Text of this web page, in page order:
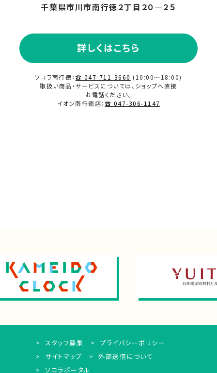
千葉県市川市南行徳２丁目２０―２５
詳しくはこちら
ソコラ南行徳： ☎ 047-711-3660 (10:00～18:00)
取扱い商品・サービスについては、ショップへ直接
お電話ください。
イオン南行徳店： ☎ 047-306-1147
スタッフ募集
プライバシーポリシー
サイトマップ
外部送信について
ソコラポータル